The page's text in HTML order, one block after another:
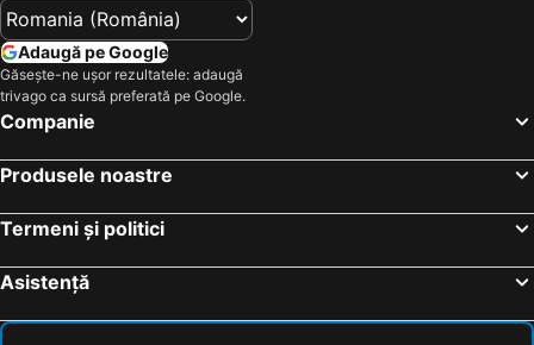
Adaugă pe Google
Găsește-ne ușor rezultatele: adaugă
trivago ca sursă preferată pe Google.
Companie
Produsele noastre
Termeni și politici
Asistență